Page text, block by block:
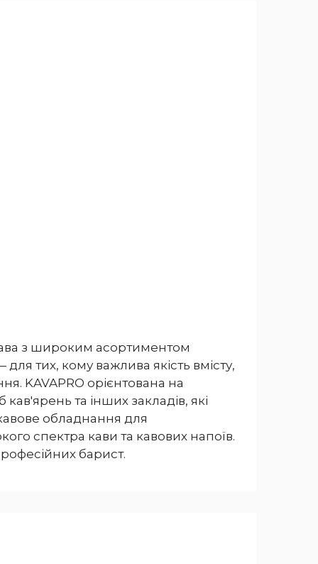
з широким асортиментом
тих, кому важлива якість вмісту,
KAVAPRO орієнтована на
та інших закладів, які
обладнання для
спектра кави та кавових напоїв.
барист.